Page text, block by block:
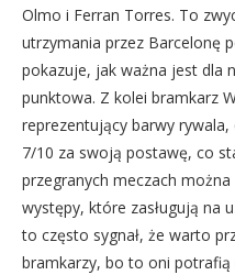
Olmo i Ferran Torres. To
utrzymania przez Barcelonę
pokazuje, jak ważna jest dla
punktowa. Z kolei bramkarz
reprezentujący barwy
7/10 za swoją postawę, co
przegranych meczach
występy, które zasługują na
to często sygnał, że warto
bramkarzy, bo to oni